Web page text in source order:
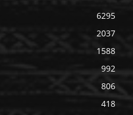
6295
2037
1588
992
806
418